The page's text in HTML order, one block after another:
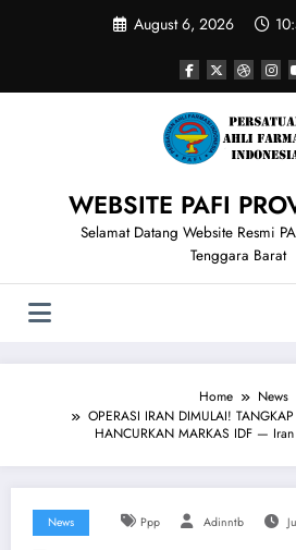
August 6, 2026
WEBSITE PAFI
Selamat Datang Website Resmi
Tenggara Barat
Home
News
OPERASI IRAN DIMULAI!
HANCURKAN MARKAS IDF —
News Ppp Adinntb